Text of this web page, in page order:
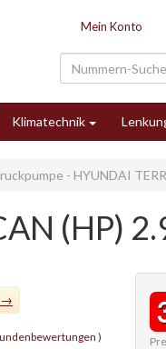
Mein Konto
Klimatechnik
- HYUNDAI
(HP)
)